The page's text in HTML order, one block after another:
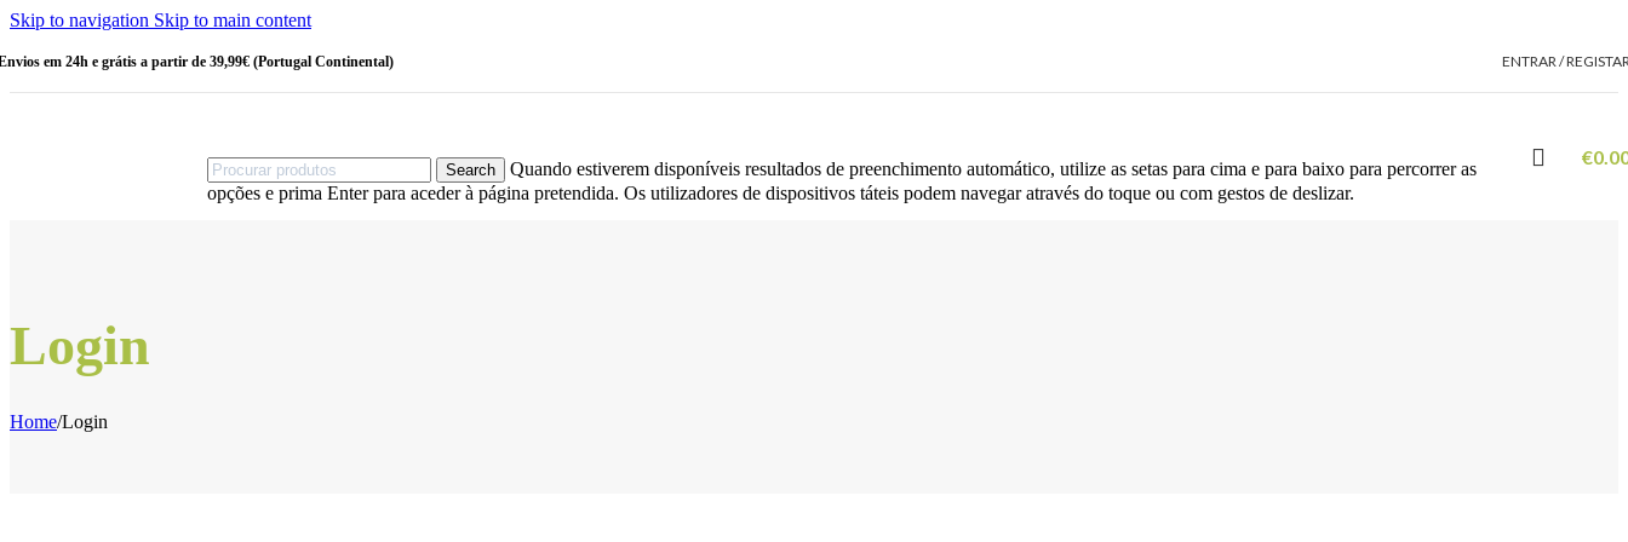
Skip to navigation Skip to main content
em 24h e grátis a partir de 39,99€ (Portugal Continental) ENTRAR /
HIGIENE
Amaciadores
Champô
Cotonetes
Desodorizantes
Bebé
Criança
Search
Quando estiverem disponíveis resultados de preenchimento automático, utilize as setas para cima e para baixo para percorrer as
opções e prima Enter para aceder à página pretendida. Os utilizadores de dispositivos táteis podem navegar através do toque ou com gestos de deslizar.
€
Login
Home/Login